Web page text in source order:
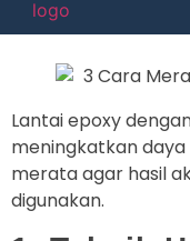
Lantai epoxy
meningkatkan
merata agar hasil
digunakan.